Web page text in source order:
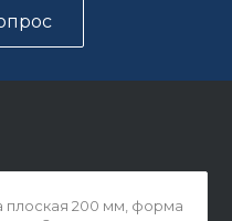
плоская 200 мм, форма